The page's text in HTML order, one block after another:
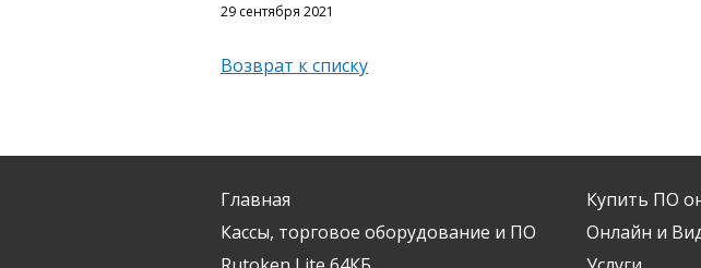
29 сентября 2021
Возврат к списку
Главная
Кассы, торговое оборудование и ПО
Купить ПО
Онлайн и